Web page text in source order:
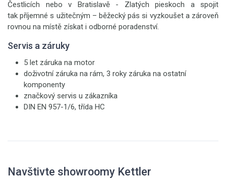
Čestlicích nebo v Bratislavě - Zlatých pieskoch a spojit
tak příjemné s užitečným – běžecký pás si vyzkoušet a zároveň
rovnou na místě získat i odborné poradenství.
Servis a záruky
5 let záruka na motor
doživotní záruka na rám, 3 roky záruka na ostatní
komponenty
značkový servis u zákazníka
DIN EN 957-1/6, třída HC
Navštivte showroomy Kettler